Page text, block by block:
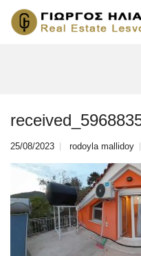
25/08/2023 rodoyla mallidoy